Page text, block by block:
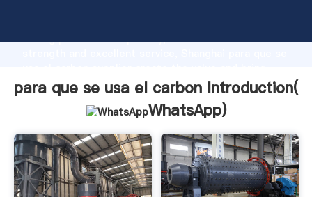
strong production capability, advanced research
values to all of customers.
para que se usa el carbon Introduction(
WhatsApp)